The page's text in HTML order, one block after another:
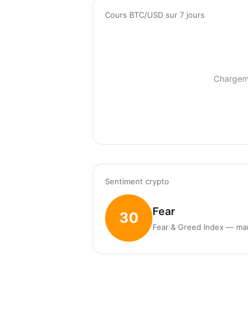
Cours BTC/USD sur 7 jours
Sentiment crypto
30 Fear
Fear & Greed Index —